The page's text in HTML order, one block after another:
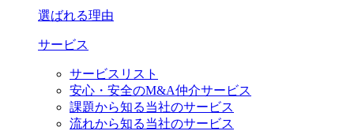
選ばれる理由
サービス
サービスリスト
安心・安全のM&A仲介サービス
課題から知る当社のサービス
流れから知る当社のサービス